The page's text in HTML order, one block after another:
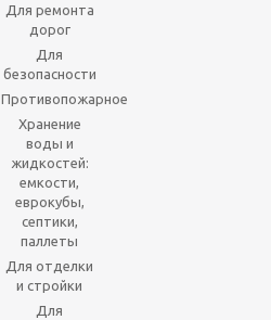
Для ремонта
дорог
Для
безопасности
Противопожарное
Хранение
воды и
жидкостей:
емкости,
еврокубы,
септики,
паллеты
Для отделки
и стройки
Для